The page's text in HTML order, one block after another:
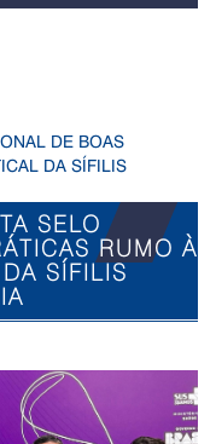
DE BOAS
DA SÍFILIS
SELO
RUMO À
SÍFILIS